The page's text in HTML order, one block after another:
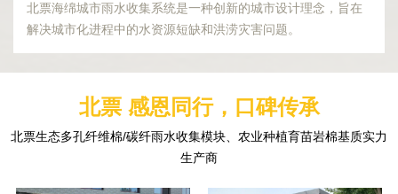
北票海绵城市雨水收集系统是一种创新的城市设计理念，旨在
解决城市化进程中的水资源短缺和洪涝灾害问题。
北票 感恩同行，口碑传承
北票生态多孔纤维棉/碳纤雨水收集模块、农业种植育苗岩棉基质实力
生产商